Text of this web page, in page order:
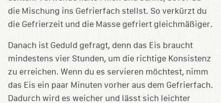
die Mischung ins Gefrierfach stellst. So verkürzt du
die Gefrierzeit und die Masse gefriert gleichmäßiger.
Danach ist Geduld gefragt, denn das Eis braucht
mindestens vier Stunden, um die richtige Konsistenz
zu erreichen. Wenn du es servieren möchtest, nimm
das Eis ein paar Minuten vorher aus dem Gefrierfach.
Dadurch wird es weicher und lässt sich leichter